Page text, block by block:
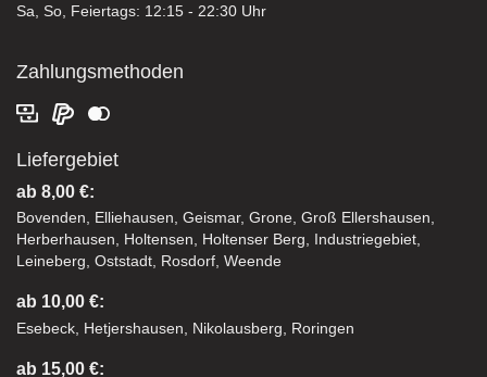
Sa, So, Feiertags: 12:15 - 22:30 Uhr
Zahlungsmethoden
Liefergebiet
ab 8,00 €:
Bovenden, Elliehausen, Geismar, Grone, Groß Ellershausen,
Herberhausen, Holtensen, Holtenser Berg, Industriegebiet,
Leineberg, Oststadt, Rosdorf, Weende
ab 10,00 €:
Esebeck, Hetjershausen, Nikolausberg, Roringen
ab 15,00 €: